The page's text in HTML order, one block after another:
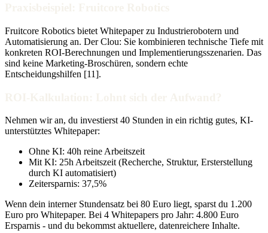
Fruitcore Robotics bietet Whitepaper zu Industrierobotern und
Automatisierung an. Der Clou: Sie kombinieren technische Tiefe mit
konkreten ROI-Berechnungen und Implementierungsszenarien. Das
sind keine Marketing-Broschüren, sondern echte
Entscheidungshilfen [11].
Nehmen wir an, du investierst 40 Stunden in ein richtig gutes, KI-
unterstütztes Whitepaper:
Ohne KI: 40h reine Arbeitszeit
Mit KI: 25h Arbeitszeit (Recherche, Struktur, Ersterstellung
durch KI automatisiert)
Zeitersparnis: 37,5%
Wenn dein interner Stundensatz bei 80 Euro liegt, sparst du 1.200
Euro pro Whitepaper. Bei 4 Whitepapers pro Jahr: 4.800 Euro
Ersparnis - und du bekommst aktuellere, datenreichere Inhalte.